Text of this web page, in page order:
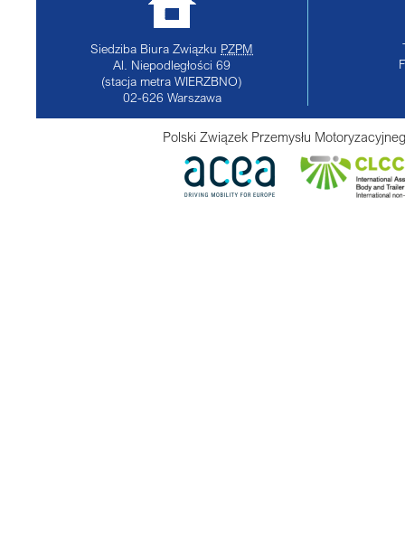
Siedziba Biura Związku PZPM
Al. Niepodległości 69
(stacja metra WIERZBNO)
02-626 Warszawa
Polski Związek Przemysłu